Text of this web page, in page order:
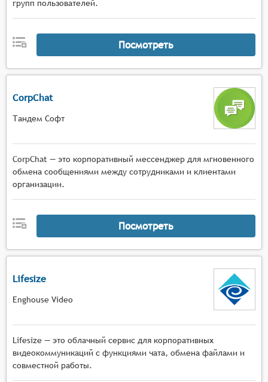
групп пользователей.
Посмотреть
CorpChat
Тандем Софт
CorpChat — это корпоративный мессенджер для мгновенного
обмена сообщениями между сотрудниками и клиентами
организации.
Посмотреть
Lifesize
Enghouse Video
Lifesize — это облачный сервис для корпоративных
видеокоммуникаций с функциями чата, обмена файлами и
совместной работы.